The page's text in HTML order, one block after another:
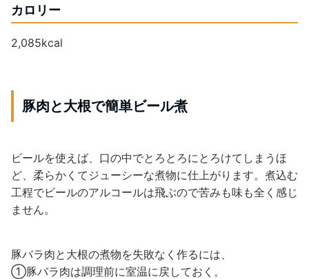
カロリー
2,085kcal
豚肉と大根で簡単ビール煮
ビールを使えば、口の中でとろとろにとろけてしまうほ
ど、柔らかくてジューシーな煮物に仕上がります。煮込む
工程でビールのアルコールは飛ぶので苦みも味も全く感じ
ません。
豚バラ肉と大根の煮物を失敗なく作るには、
①豚バラ肉は調理前に室温に戻しておく。